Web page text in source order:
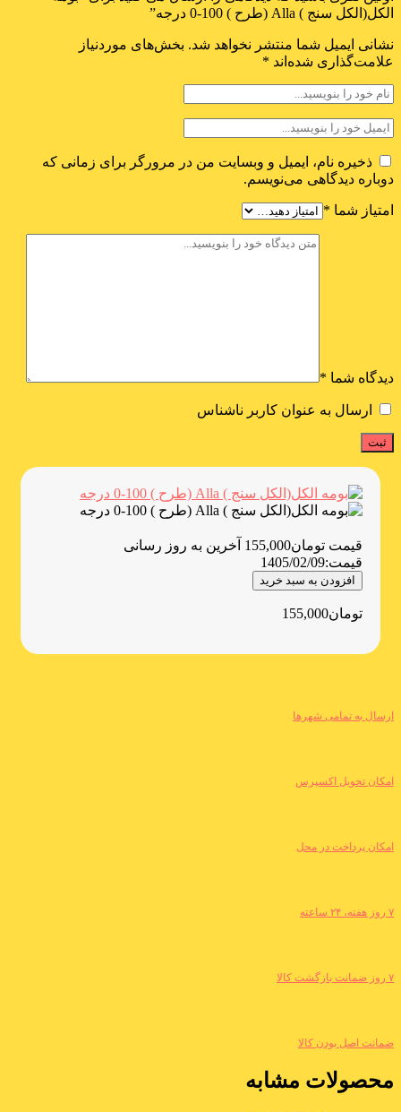
الکل(الکل سنج ) Alla (طرح ) 100-0 درجه”
نشانی ایمیل شما منتشر نخواهد شد. بخش‌های موردنیاز
علامت‌گذاری شده‌اند *
ذخیره نام، ایمیل و وبسایت من در مرورگر برای زمانی که
دوباره دیدگاهی می‌نویسم.
امتیاز شما *
دیدگاه شما *
ارسال به عنوان کاربر ناشناس
قیمت تومان155,000 آخرین به روز رسانی
قیمت:1405/02/09
افزودن به سبد خرید
تومان155,000
ارسال به تمامی شهرها
امکان تحویل اکسپرس
امکان پرداخت در محل
۷ روز هفته، ۲۴ ساعته
۷ روز ضمانت بازگشت کالا
ضمانت اصل بودن کالا
محصولات مشابه